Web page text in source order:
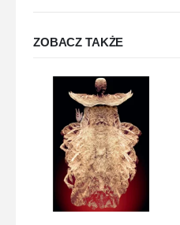
ZOBACZ TAKŻE